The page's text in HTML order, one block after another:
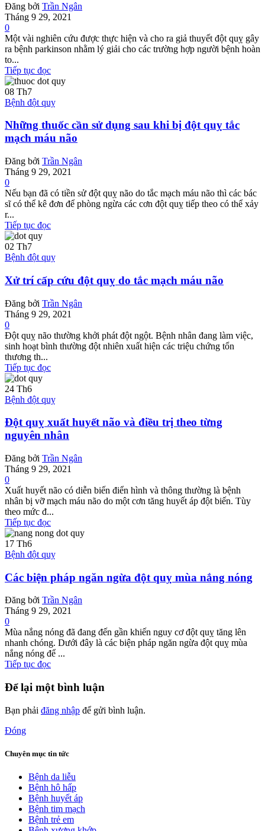
Đăng bởi Trần Ngân
Tháng 9 29, 2021
0
Một vài nghiên cứu được thực hiện và cho ra giả thuyết đột quỵ gây
ra bệnh parkinson nhằm lý giải cho các trường hợp người bệnh hoàn
to...
Tiếp tục đọc
08 Th7
Bệnh đột quỵ
Những thuốc cần sử dụng sau khi bị đột quỵ tắc
mạch máu não
Đăng bởi Trần Ngân
Tháng 9 29, 2021
0
Nếu bạn đã có tiền sử đột quỵ não do tắc mạch máu não thì các bác
sĩ có thể kê đơn để phòng ngừa các cơn đột quỵ tiếp theo có thể xảy
r...
Tiếp tục đọc
02 Th7
Bệnh đột quỵ
Xử trí cấp cứu đột quỵ do tắc mạch máu não
Đăng bởi Trần Ngân
Tháng 9 29, 2021
0
Đột quỵ não thường khởi phát đột ngột. Bệnh nhân đang làm việc,
sinh hoạt bình thường đột nhiên xuất hiện các triệu chứng tổn
thương th...
Tiếp tục đọc
24 Th6
Bệnh đột quỵ
Đột quỵ xuất huyết não và điều trị theo từng
nguyên nhân
Đăng bởi Trần Ngân
Tháng 9 29, 2021
0
Xuất huyết não có diễn biến điển hình và thông thường là bệnh
nhân bị vỡ mạch máu não do một cơn tăng huyết áp đột biến. Tùy
theo mức đ...
Tiếp tục đọc
17 Th6
Bệnh đột quỵ
Các biện pháp ngăn ngừa đột quỵ mùa nắng nóng
Đăng bởi Trần Ngân
Tháng 9 29, 2021
0
Mùa nắng nóng đã đang đến gần khiến nguy cơ đột quỵ tăng lên
nhanh chóng. Dưới đây là các biện pháp ngăn ngừa đột quỵ mùa
nắng nóng để ...
Tiếp tục đọc
Để lại một bình luận
Bạn phải đăng nhập để gửi bình luận.
Đóng
Chuyên mục tin tức
Bệnh da liễu
Bệnh hô hấp
Bệnh huyết áp
Bệnh tim mạch
Bệnh trẻ em